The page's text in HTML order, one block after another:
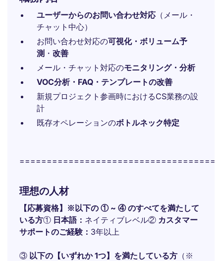
ユーザーからのお問い合わせ対応 （メール・
チャット中心）
お問い合わせ対応の可視化・ボリューム予
測 ・ 改善
メール・チャット対応のモニタリング・分析
VOC分析・FAQ・テンプレートの改善
新規プロジェクト参画時におけるCS業務の設
計
既存オペレーションのボトルネック特定
理想の人材
【応募資格】※以下の ① ~ ④ のすべてを満たして
いる方① 日本語： ネイティブレベル② カスタマー
サポートのご経験： 3年以上
③ 以下の【いずれか1つ】を満たしている方 （※